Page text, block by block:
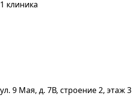
1 клиника
ул. 9 Мая, д. 7В, строение 2, этаж 3